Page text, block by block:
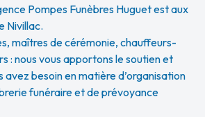
Pompes Funèbres Huguet est aux
Nivillac.
maîtres de cérémonie, chauffeurs-
: nous vous apportons le soutien et
besoin en matière d’organisation
funéraire et de prévoyance